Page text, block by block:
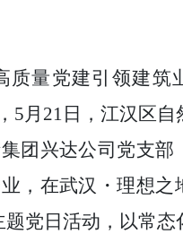
质量党建引领建筑
5月 21 日，江汉区自
团兴达公司党支部
，在武汉・理想之
党日活动，以常态